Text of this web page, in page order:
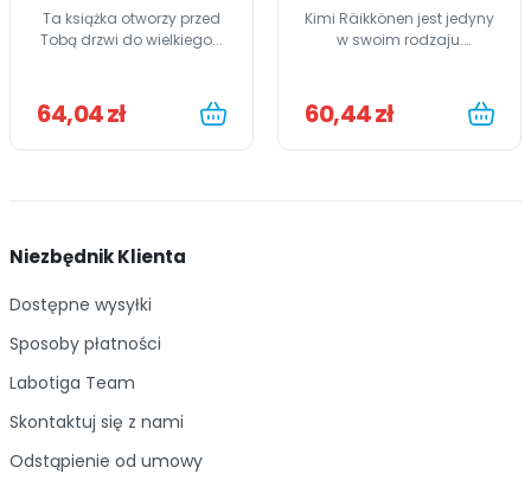
Ta książka otworzy przed
Tobą drzwi do wielkiego...
64,04 zł
Kimi Räikkönen jest jedyny
w swoim rodzaju.
60,44 zł
Niezbędnik Klienta
Dostępne wysyłki
Sposoby płatności
Labotiga Team
Skontaktuj się z nami
Odstąpienie od umowy